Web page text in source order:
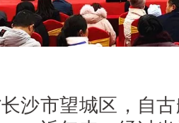
沙市望城区，自